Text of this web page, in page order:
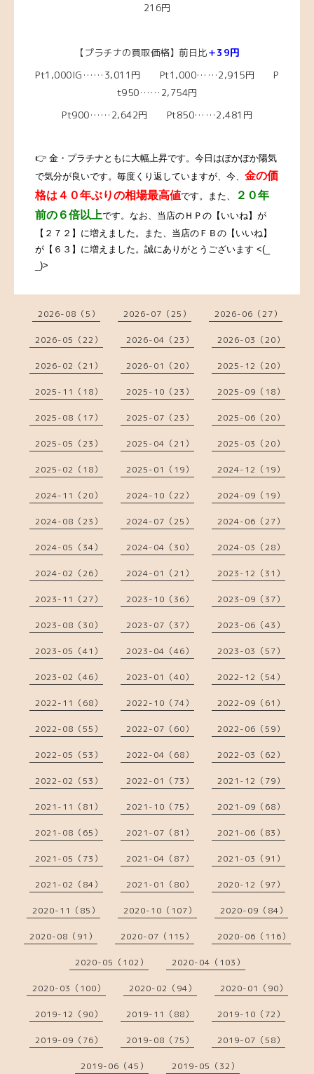
216円
【プラチナの買取価格】前日比＋39円
Pt1,000IG……3,011円 Pt1,000……2,915円 P
t950……2,754円
Pt900……2,642円 Pt850……2,481円
👉 金・プラチナともに大幅上昇です。今日はぽかぽか陽気
で気分が良いです。毎度くり返していますが、今、 金の価
格は４０年ぶりの相場最高値です。また、
２０年
前の６倍以上です。なお、当店のＨＰの【いいね】が
【２７２】に増えました。また、 当店のＦＢの【いいね】
が【６３】に増えました。誠にありがとうございます <(_
_)>
2026-08（5） 2026-07（25） 2026-06（27）
2026-05（22） 2026-04（23） 2026-03（20）
2026-02（21） 2026-01（20） 2025-12（20）
2025-11（18） 2025-10（23） 2025-09（18）
2025-08（17） 2025-07（23） 2025-06（20）
2025-05（23） 2025-04（21） 2025-03（20）
2025-02（18） 2025-01（19） 2024-12（19）
2024-11（20） 2024-10（22） 2024-09（19）
2024-08（23） 2024-07（25） 2024-06（27）
2024-05（34） 2024-04（30） 2024-03（28）
2024-02（26） 2024-01（21） 2023-12（31）
2023-11（27） 2023-10（36） 2023-09（37）
2023-08（30） 2023-07（37） 2023-06（43）
2023-05（41） 2023-04（46） 2023-03（57）
2023-02（46） 2023-01（40） 2022-12（54）
2022-11（68） 2022-10（74） 2022-09（61）
2022-08（55） 2022-07（60） 2022-06（59）
2022-05（53） 2022-04（68） 2022-03（62）
2022-02（53） 2022-01（73） 2021-12（79）
2021-11（81） 2021-10（75） 2021-09（68）
2021-08（65） 2021-07（81） 2021-06（83）
2021-05（73） 2021-04（87） 2021-03（91）
2021-02（84） 2021-01（80） 2020-12（97）
2020-11（85） 2020-10（107） 2020-09（84）
2020-08（91） 2020-07（115） 2020-06（116）
2020-05（102） 2020-04（103）
2020-03（100） 2020-02（94） 2020-01（90）
2019-12（90） 2019-11（88） 2019-10（72）
2019-09（76） 2019-08（75） 2019-07（58）
2019-06（45） 2019-05（32）